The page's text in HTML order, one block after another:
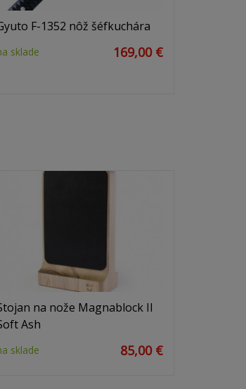
F-1352 nôž šéfkuchára
sklade 169,00 €
na nože Magnablock II
Ash
sklade 85,00 €